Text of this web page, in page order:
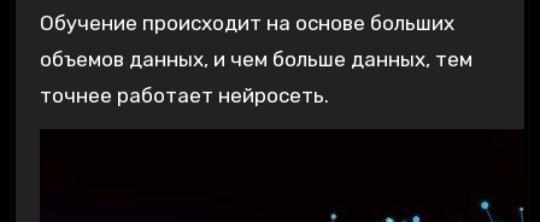
Обучение происходит на основе больших
объемов данных, и чем больше данных, тем
точнее работает нейросеть.